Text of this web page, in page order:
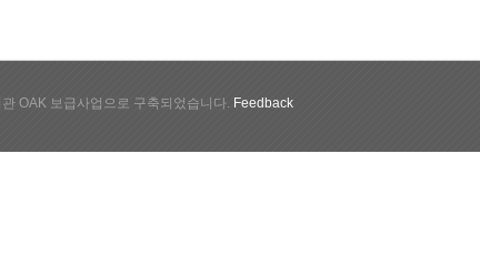
OAK 보급사업으로 구축되었습니다. Feedback